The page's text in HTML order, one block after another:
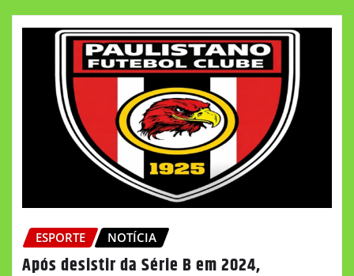
ESPORTE NOTÍCIA
Após desistir da Série B em 2024,